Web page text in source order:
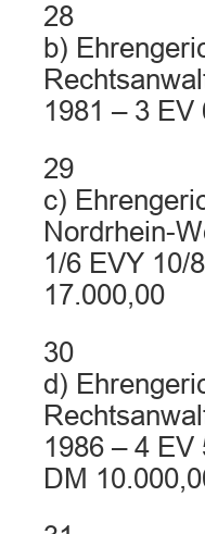
28
b)
1981 – 3 EV
29
c)
Nordrhein-
1/6 EVY 10/
17.000,00
30
d)
1986 – 4
DM